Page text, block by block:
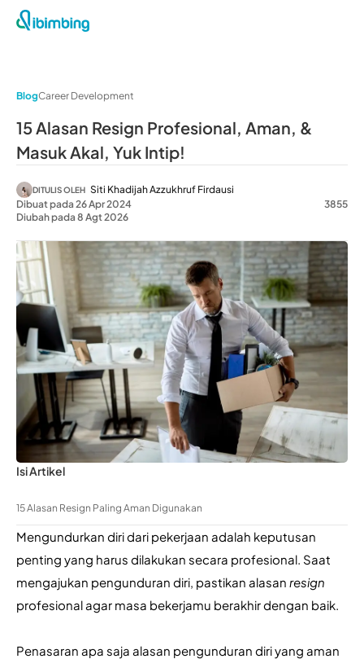
BlogCareer Development
15 Alasan Resign Profesional, Aman, &
Masuk Akal, Yuk Intip!
DITULIS OLEH Siti Khadijah Azzukhruf Firdausi
Dibuat pada 26 Apr 2024
Diubah pada 8 Agt 2026
3855
Isi Artikel
15 Alasan Resign Paling Aman Digunakan
Mengundurkan diri dari pekerjaan adalah keputusan
penting yang harus dilakukan secara profesional. Saat
mengajukan pengunduran diri, pastikan alasan
profesional agar masa bekerjamu berakhir dengan baik.
Penasaran apa saja alasan pengunduran diri yang aman